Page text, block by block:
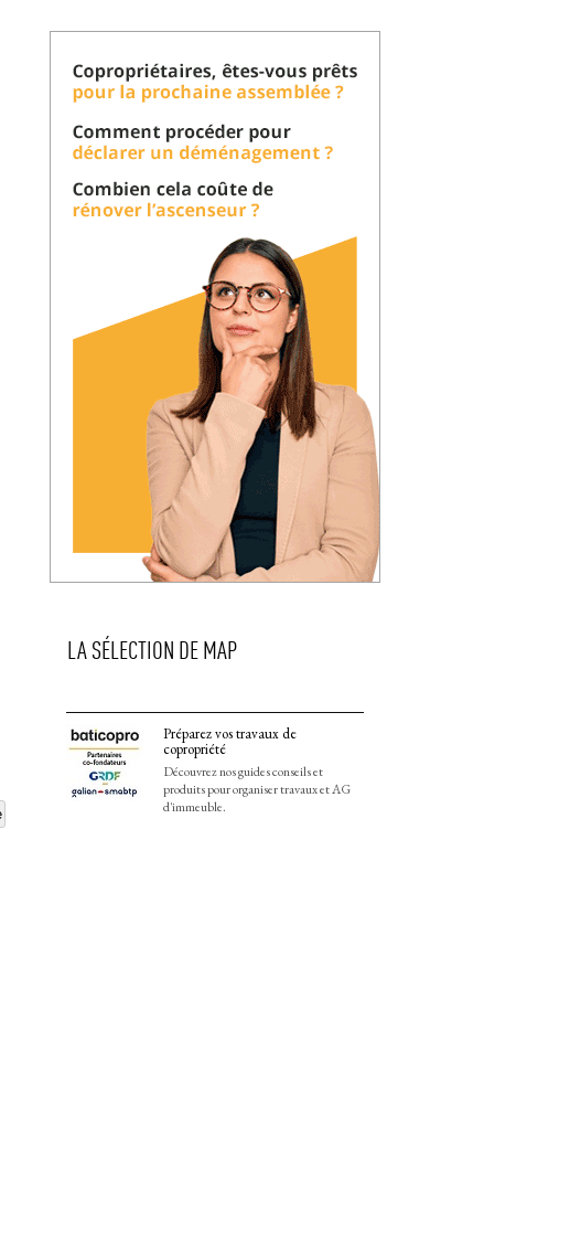
LA SÉLECTION DE MAP
Préparez vos travaux de
copropriété
Découvrez nos guides conseils et
produits pour organiser travaux et AG
d'immeuble.